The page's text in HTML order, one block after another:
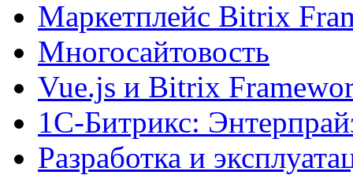
Маркетплейс Bitrix
Многосайтовость
Vue.js и Bitrix
1С-Битрикс:
Разработка и